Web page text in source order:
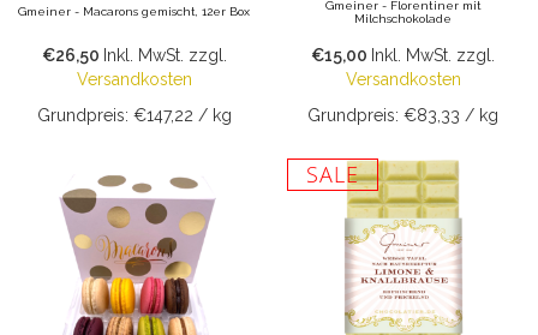
Gmeiner - Macarons gemischt, 12er Box
€26,50 Inkl. MwSt. zzgl.
Versandkosten
Grundpreis: €147,22 / kg
Gmeiner - Florentiner mit
Milchschokolade
€15,00 Inkl. MwSt. zzgl.
Versandkosten
Grundpreis: €83,33 / kg
SALE